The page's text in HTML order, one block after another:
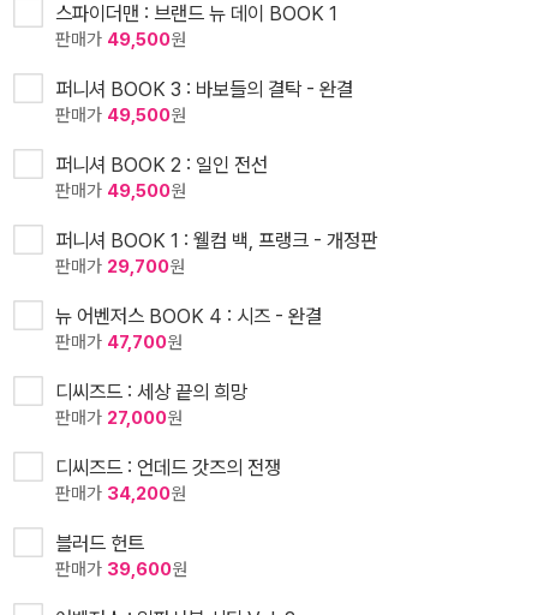
스파이더맨 : 브랜드 뉴 데이 BOOK 1
판매가 49,500원
퍼니셔 BOOK 3 : 바보들의 결탁 - 완결
판매가 49,500원
퍼니셔 BOOK 2 : 일인 전선
판매가 49,500원
퍼니셔 BOOK 1 : 웰컴 백, 프랭크 - 개정판
판매가 29,700원
뉴 어벤저스 BOOK 4 : 시즈 - 완결
판매가 47,700원
디씨즈드 : 세상 끝의 희망
판매가 27,000원
디씨즈드 : 언데드 갓즈의 전쟁
판매가 34,200원
블러드 헌트
판매가 39,600원